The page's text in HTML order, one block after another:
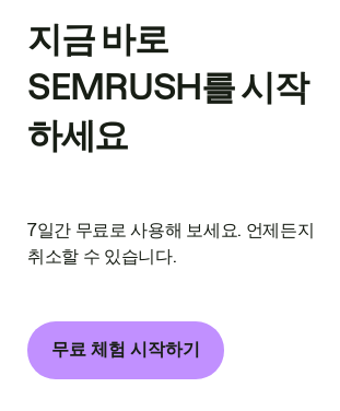
지금 바로
SEMRUSH를 시작
하세요
7일간 무료로 사용해 보세요. 언제든지
취소할 수 있습니다.
무료 체험 시작하기